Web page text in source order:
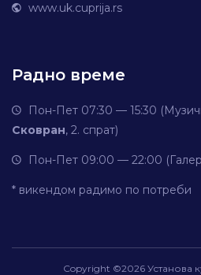
www.uk.cuprija.rs
Радно време
Пон-Пет 07:30 — 15:30
Сковран, 2. спрат)
Пон-Пет 09:00 — 22:00
* викендом радимо по потреби
Copyright ©2026 Установа